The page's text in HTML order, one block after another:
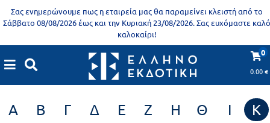
Σας ενημερώνουμε πως η εταιρεία μας θα παραμείνει κλειστή από το
Σάββατο 08/08/2026 έως και την Κυριακή 23/08/2026. Σας ευχόμαστε καλό
καλοκαίρι!
0
0.00€
X
Βιβλία
ενήλικες
Προδημοτική
εκπαίδευση
Εκπαιδευτικές
αφίσες
Βιβλία
νηπιαγωγείου
Συγγραφείς
Α Β Γ Δ Ε Ζ Η Θ Ι
Κ